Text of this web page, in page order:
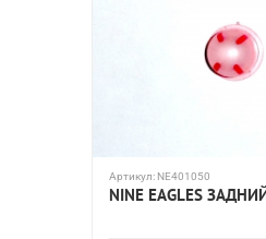
Артикул: NE401050
NINE EAGLES